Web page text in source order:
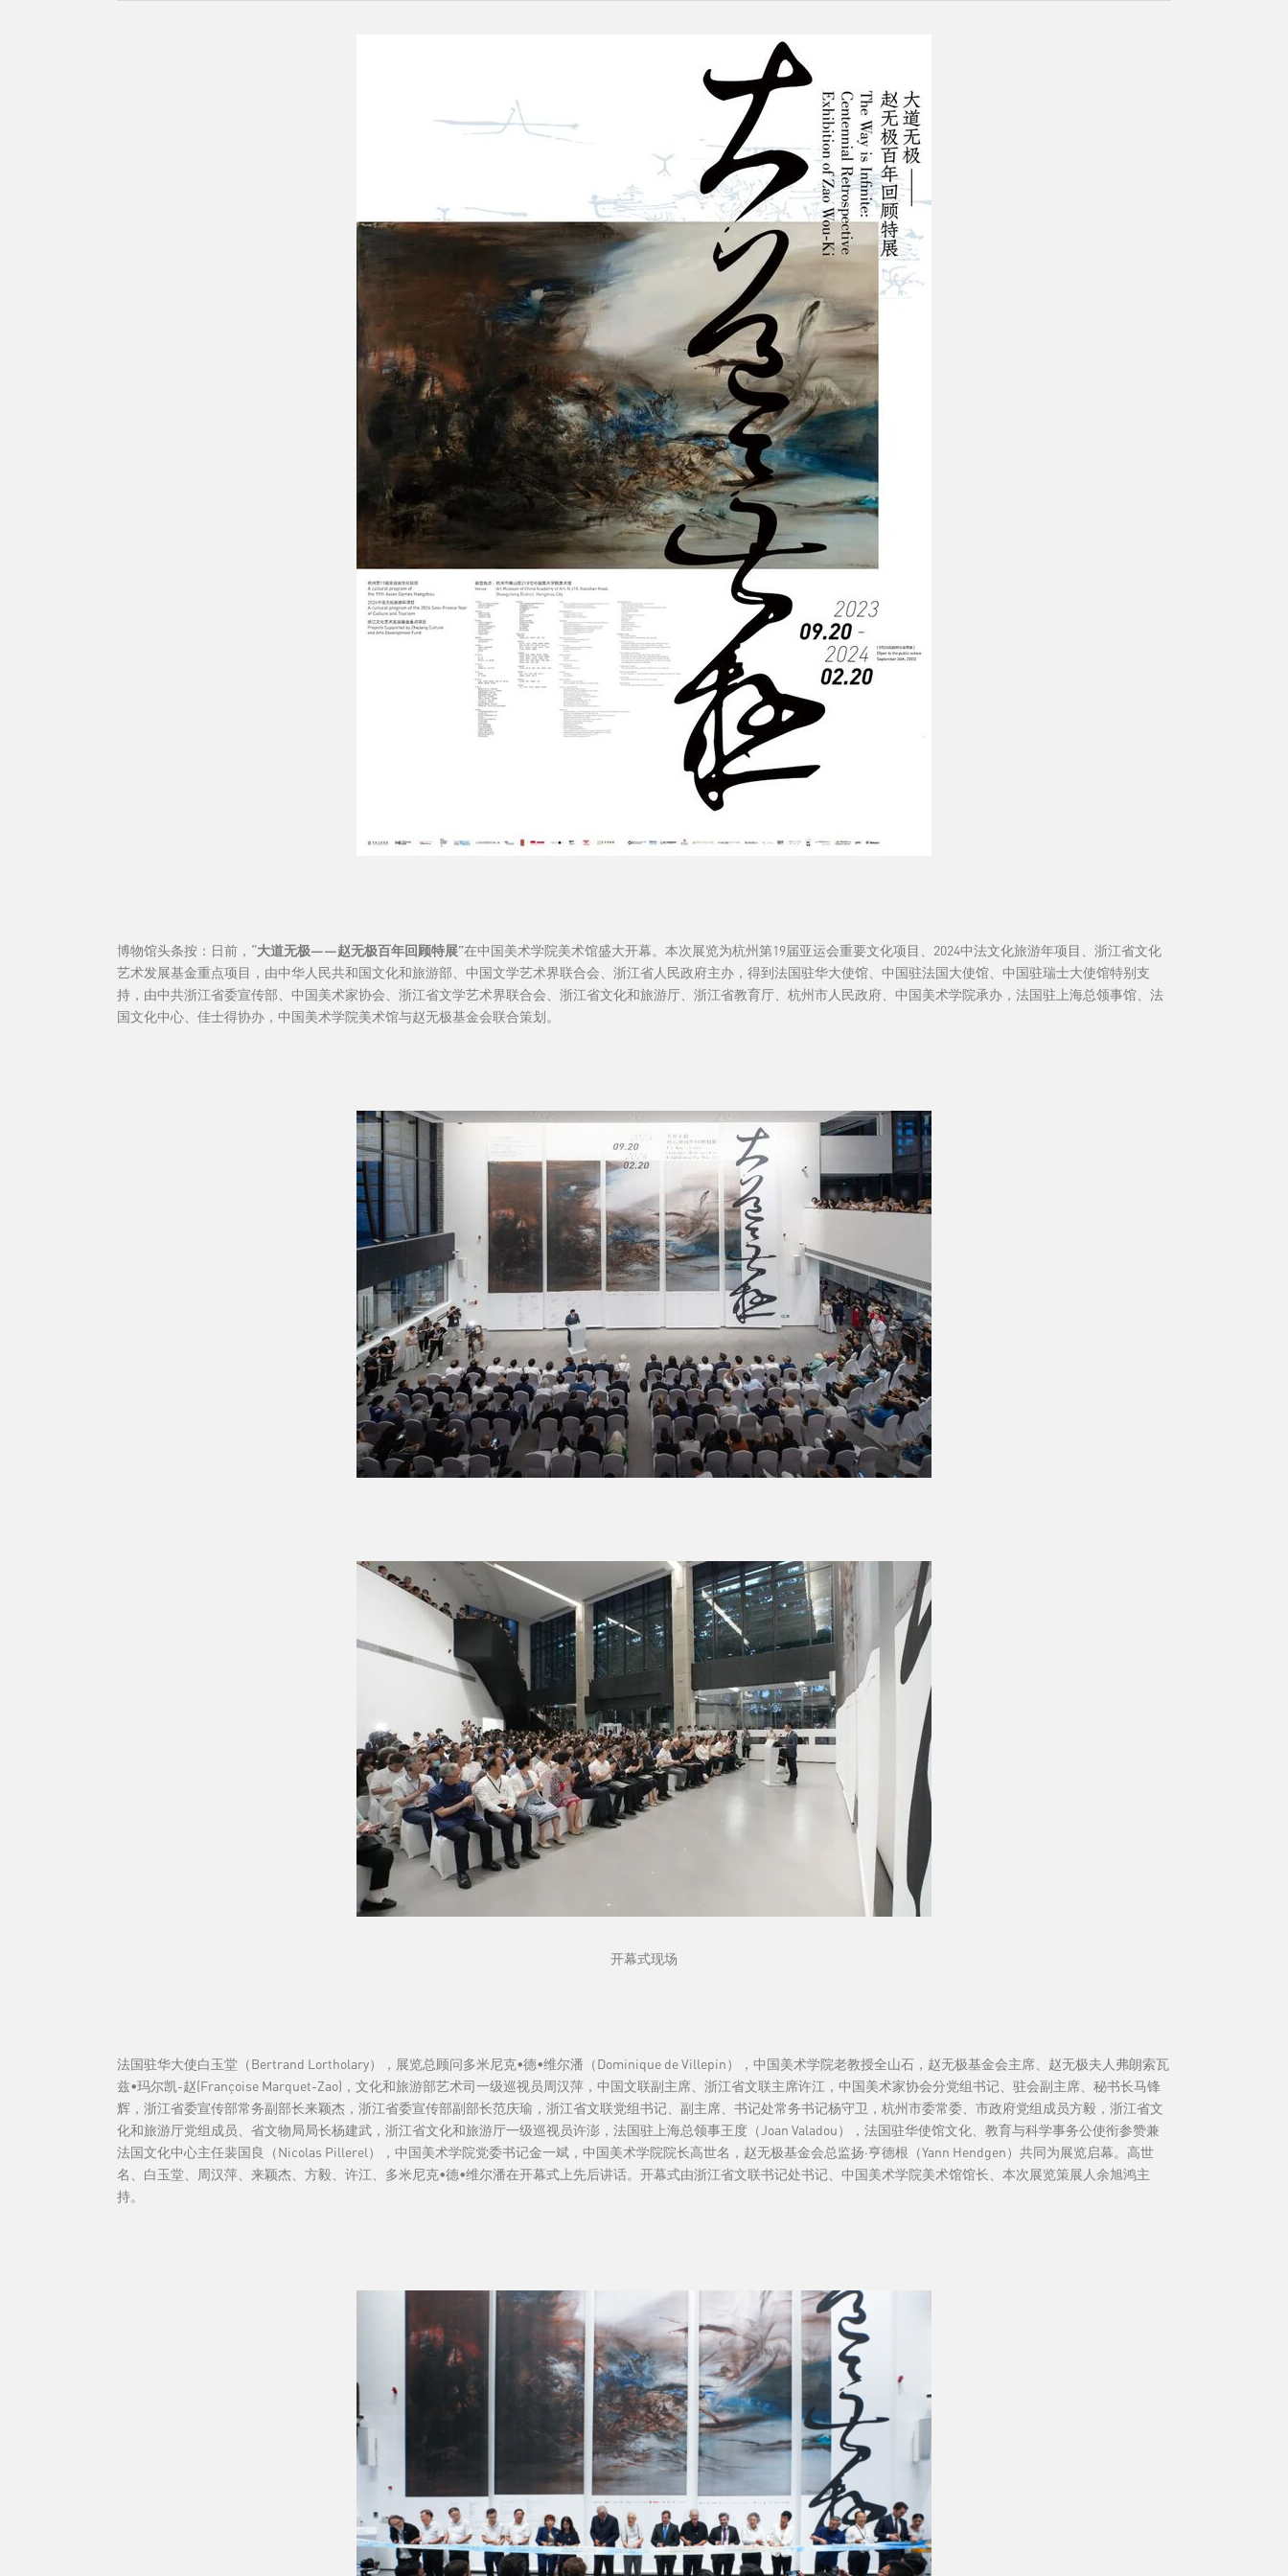
博物馆头条按：日前， “大道无极——赵无极百年回顾特展”在中国美术学院美术馆盛大开幕。本次展览为杭州第19届亚运会重要文化项目、2024中法文化旅游年项目、浙江省文化
艺术发展基金重点项目，由中华人民共和国文化和旅游部、中国文学艺术界联合会、浙江省人民政府主办，得到法国驻华大使馆、中国驻法国大使馆、中国驻瑞士大使馆特别支
持，由中共浙江省委宣传部、中国美术家协会、浙江省文学艺术界联合会、浙江省文化和旅游厅、浙江省教育厅、杭州市人民政府、中国美术学院承办，法国驻上海总领事馆、法
国文化中心、佳士得协办，中国美术学院美术馆与赵无极基金会联合策划。
开幕式现场
法国驻华大使白玉堂（Bertrand Lortholary），展览总顾问多米尼克•德•维尔潘（Dominique de Villepin），中国美术学院老教授全山石，赵无极基金会主席、赵无极夫人弗朗索瓦
兹•玛尔凯-赵(Françoise Marquet-Zao)，文化和旅游部艺术司一级巡视员周汉萍，中国文联副主席、浙江省文联主席许江，中国美术家协会分党组书记、驻会副主席、秘书长马锋
辉，浙江省委宣传部常务副部长来颖杰，浙江省委宣传部副部长范庆瑜，浙江省文联党组书记、副主席、书记处常务书记杨守卫，杭州市委常委、市政府党组成员方毅，浙江省文
化和旅游厅党组成员、省文物局局长杨建武，浙江省文化和旅游厅一级巡视员许澎，法国驻上海总领事王度（Joan Valadou），法国驻华使馆文化、教育与科学事务公使衔参赞兼
法国文化中心主任裴国良（Nicolas Pillerel），中国美术学院党委书记金一斌，中国美术学院院长高世名，赵无极基金会总监扬·亨德根（Yann Hendgen）共同为展览启幕。高世
名、白玉堂、周汉萍、来颖杰、方毅、许江、多米尼克•德•维尔潘在开幕式上先后讲话。开幕式由浙江省文联书记处书记、中国美术学院美术馆馆长、本次展览策展人余旭鸿主
持。